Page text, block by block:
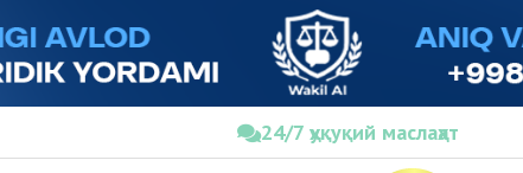
24/7 ҳуқуқий маслаҳат